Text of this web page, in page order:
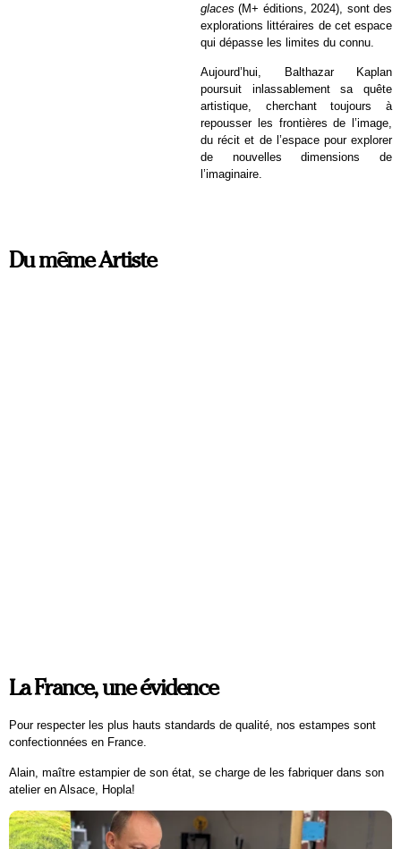
glaces (M+ éditions, 2024), sont des
explorations littéraires de cet espace
qui dépasse les limites du connu.
Aujourd’hui, Balthazar Kaplan
poursuit inlassablement sa quête
artistique, cherchant toujours à
repousser les frontières de l’image,
du récit et de l’espace pour explorer
de nouvelles dimensions de
l’imaginaire.
Du même Artiste
La France, une évidence
Pour respecter les plus hauts standards de qualité, nos estampes sont
confectionnées en France.
Alain, maître estampier de son état, se charge de les fabriquer dans son
atelier en Alsace, Hopla!